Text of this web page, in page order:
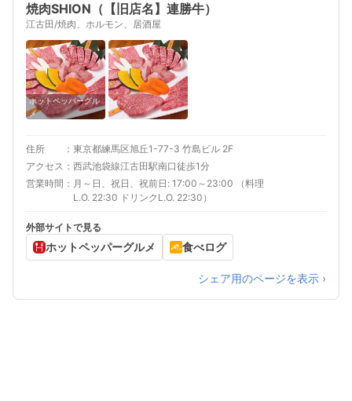
焼肉SHION（【旧店名】連勝牛）
江古田/焼肉、ホルモン、居酒屋
ホットペッパーグル
メ
住所
東京都練馬区旭丘1-77-3 竹島ビル 2F
アクセス
西武池袋線江古田駅南口徒歩1分
営業時間
月～日、祝日、祝前日: 17:00～23:00 （料理
L.O. 22:30 ドリンクL.O. 22:30）
外部サイトで見る
ホットペッパーグルメ 食べログ
シェア用のページを表示 ›